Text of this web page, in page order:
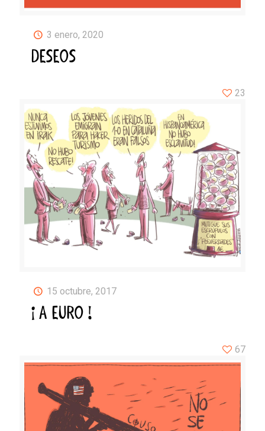
3 enero, 2020
DESEOS
15 octubre, 2017
¡ A EURO !
23
67